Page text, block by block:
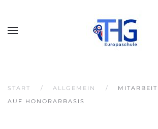
START ALLGEMEIN
AUF HONORARBASIS